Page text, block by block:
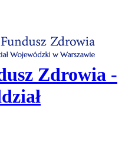
Zdrowia -